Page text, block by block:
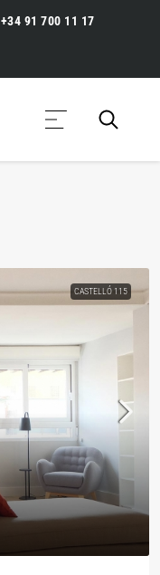
+34 91 700 11 17
CASTELLÓ 115